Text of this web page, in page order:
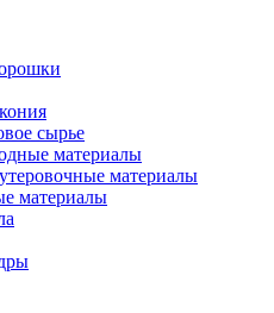
сырье
материалы
материалы
материалы